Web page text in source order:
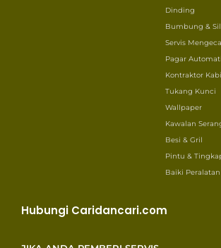
Dinding
Bumbung &
Servis
Pagar
Kontraktor
Tukang Kunci
Wallpaper
Kawalan
Besi & Gril
Pintu &
Baiki
Hubungi Caridancari.com